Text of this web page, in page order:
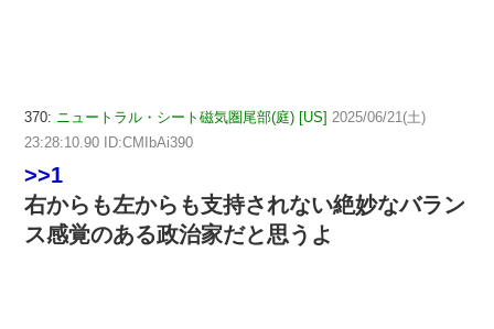
370: ニュートラル・シート磁気圏尾部(庭) [US] 2025/06/21(土)
23:28:10.90 ID:CMIbAi390
>>1
右からも左からも支持されない絶妙なバラン
ス感覚のある政治家だと思うよ